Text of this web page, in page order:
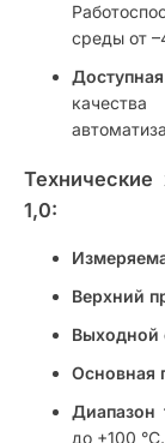
среды от
Технические
1,0:
Верхний
Выходной
Основная
Диапазон
до +100 °С.